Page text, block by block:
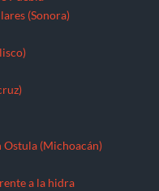
(Sonora)
Ostula (Michoacán)
a la hidra